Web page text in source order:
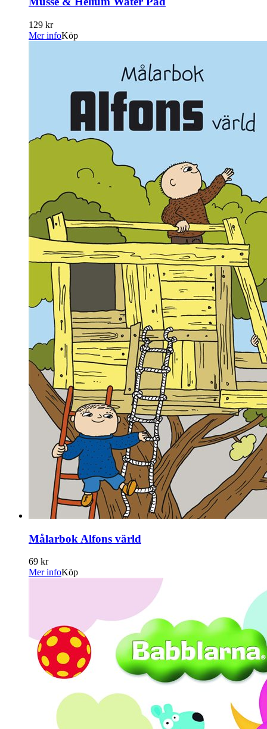
129 kr
Mer infoKöp
Målarbok Alfons värld
69 kr
Mer infoKöp